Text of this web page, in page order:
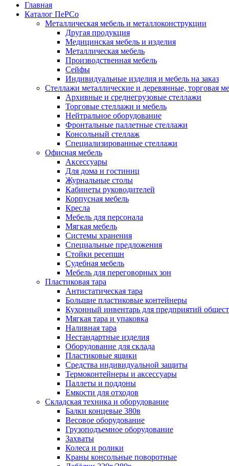
Главная
Каталог ПеРСо
Металлическая мебель и металлоконструкции
Другая продукция
Медицинская мебель и изделия
Металлическая мебель
Производственная мебель
Сейфы
Индивидуальные изделия и мебель на заказ
Стеллажи металлические и деревянные, торговая
Архивные и среднегрузовые стеллажи
Торговые стеллажи и мебель
Нейтральное оборудование
Фронтальные паллетные стеллажи
Консольный стеллаж
Специализированные стеллажи
Офисная мебель
Аксессуары
Для дома и гостиниц
Журнальные столы
Кабинеты руководителей
Корпусная мебель
Кресла
Мебель для персонала
Мягкая мебель
Системы хранения
Специальные предложения
Стойки ресепшн
Судебная мебель
Мебель для переговорных зон
Пластиковая тара
Антистатическая тара
Большие пластиковые контейнеры
Кухонный инвентарь для предприятий
Мягкая тара и упаковка
Наливная тара
Нестандартные изделия
Оборудование для склада
Пластиковые ящики
Средства индивидуальной защиты
Термоконтейнеры и аксессуары
Паллеты и поддоны
Емкости для отходов
Складская техника и оборудование
Балки концевые 380в
Весовое оборудование
Грузоподъемное оборудование
Захваты
Колеса и ролики
Краны консольные поворотные